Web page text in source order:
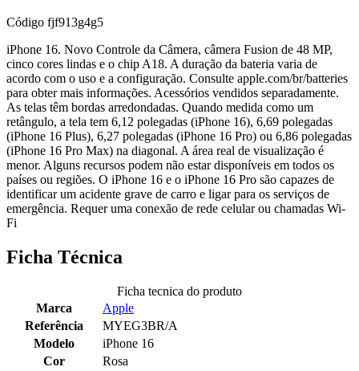
Código fjf913g4g5
iPhone 16. Novo Controle da Câmera, câmera Fusion de 48 MP,
cinco cores lindas e o chip A18. A duração da bateria varia de
acordo com o uso e a configuração. Consulte apple.com/br/batteries
para obter mais informações. Acessórios vendidos separadamente.
As telas têm bordas arredondadas. Quando medida como um
retângulo, a tela tem 6,12 polegadas (iPhone 16), 6,69 polegadas
(iPhone 16 Plus), 6,27 polegadas (iPhone 16 Pro) ou 6,86 polegadas
(iPhone 16 Pro Max) na diagonal. A área real de visualização é
menor. Alguns recursos podem não estar disponíveis em todos os
países ou regiões. O iPhone 16 e o iPhone 16 Pro são capazes de
identificar um acidente grave de carro e ligar para os serviços de
emergência. Requer uma conexão de rede celular ou chamadas Wi-
Fi
Ficha Técnica
Ficha tecnica do produto
Marca
Apple
Referência
MYEG3BR/A
Modelo
iPhone 16
Cor
Rosa